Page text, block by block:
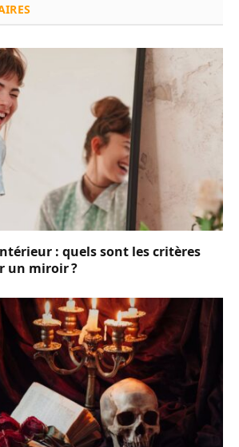
: quels sont les critères
un miroir ?